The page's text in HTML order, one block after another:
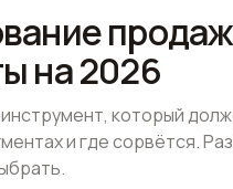
на 2026
который
и где сорвётся.